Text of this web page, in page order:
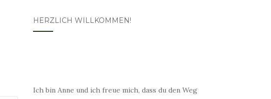
HERZLICH WILLKOMMEN!
Ich bin Anne und ich freue mich, dass du den Weg